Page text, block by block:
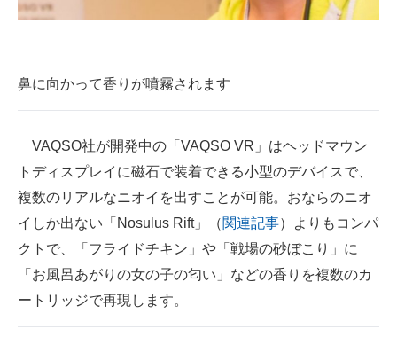
鼻に向かって香りが噴霧されます
VAQSO社が開発中の「VAQSO VR」はヘッドマウン
トディスプレイに磁石で装着できる小型のデバイスで、
複数のリアルなニオイを出すことが可能。おならのニオ
イしか出ない「Nosulus Rift」（関連記事）よりもコンパ
クトで、「フライドチキン」や「戦場の砂ぼこり」に
「お風呂あがりの女の子の匂い」などの香りを複数のカ
ートリッジで再現します。